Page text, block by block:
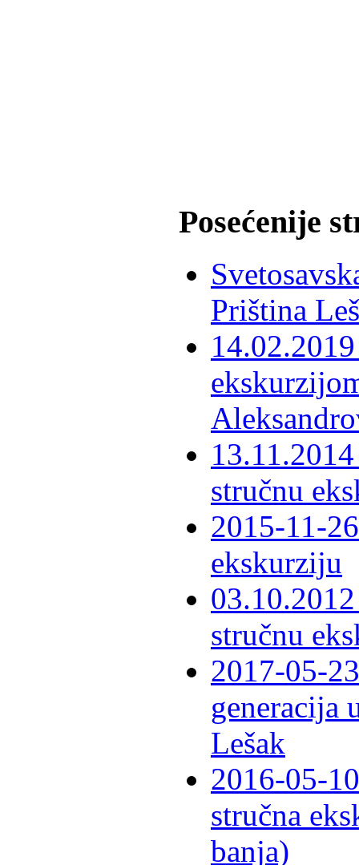
Posećenije
Priština
stručnu
2015-11-
ekskurziju
stručnu
2017-05-
generacija
Lešak
2016-05-
stručna
banja)